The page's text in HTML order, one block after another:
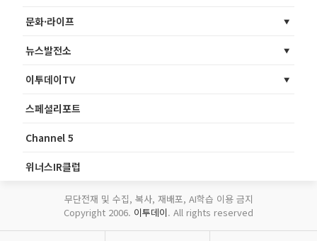
문화·라이프
뉴스발전소
이투데이TV
스페셜리포트
Channel 5
위너스IR클럽
무단전재 및 수집, 복사, 재배포, AI학습 이용 금지
Copyright 2006. 이투데이. All rights reserved